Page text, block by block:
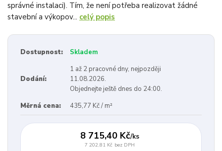
správné instalaci). Tím, že není potřeba realizovat žádné
stavební a výkopov... celý popis
Dostupnost: Skladem
Dodání:
1 až 2 pracovné dny, nejpozději
11.08.2026.
Objednejte ještě dnes do 24:00.
Měrná cena:
435,77 Kč / m²
8 715,40 Kč/ks
7 202,81 Kč bez DPH